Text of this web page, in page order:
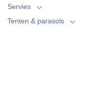
Servies
Tenten & parasols